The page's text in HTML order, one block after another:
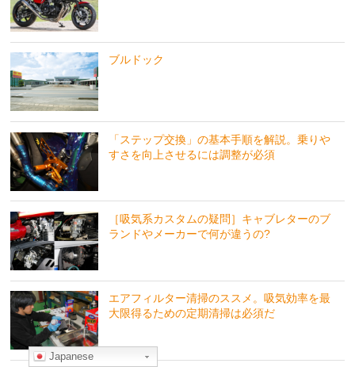
ブルドック
「ステップ交換」の基本手順を解説。乗りや
すさを向上させるには調整が必須
［吸気系カスタムの疑問］キャブレターのブ
ランドやメーカーで何が違うの?
エアフィルター清掃のススメ。吸気効率を最
大限得るための定期清掃は必須だ
Japanese